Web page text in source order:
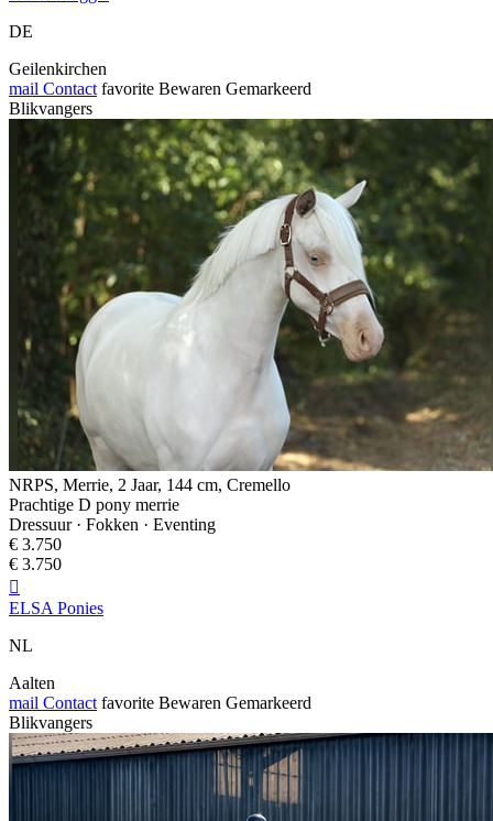
DE
Geilenkirchen
mail Contact favorite Bewaren Gemarkeerd
Blikvangers
NRPS, Merrie, 2 Jaar, 144 cm, Cremello
Prachtige D pony merrie
Dressuur · Fokken · Eventing
€ 3.750
€ 3.750

ELSA Ponies
NL
Aalten
mail Contact favorite Bewaren Gemarkeerd
Blikvangers